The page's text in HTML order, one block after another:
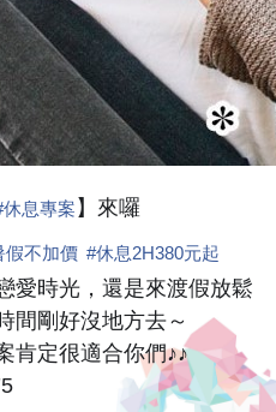
休息專案 】來囉
假不加價 #休息2H380元起
愛時光，還是來渡假放鬆
間剛好沒地方去～
肯定很適合你們♪♪